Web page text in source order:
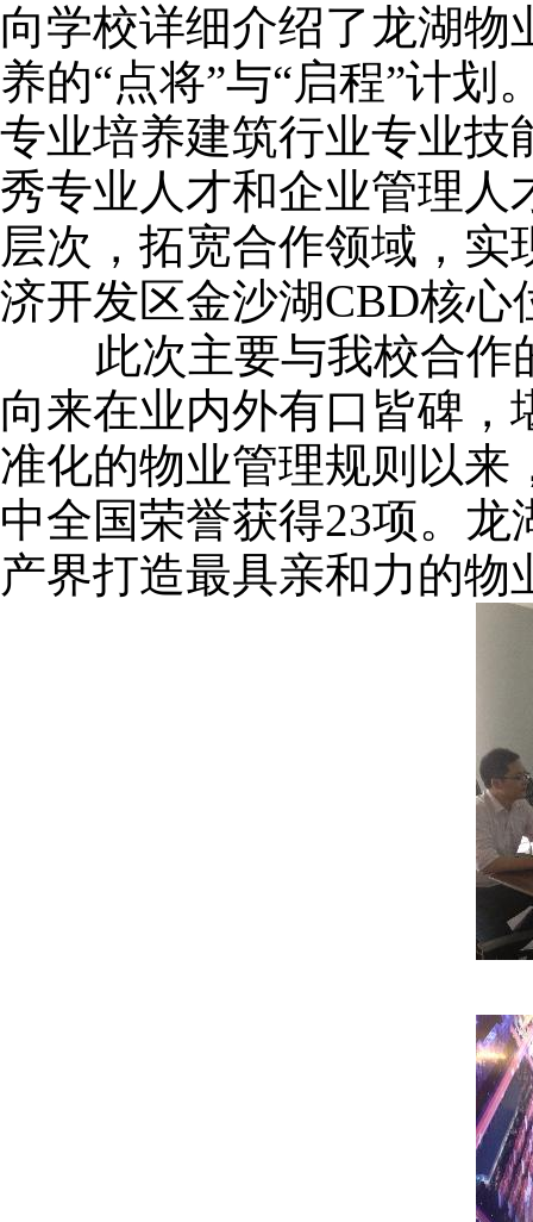
向学校详细介绍了龙湖
养的“点将”与“启程”计
专业培养建筑行业专业技
秀专业人才和企业管理人
层次，拓宽合作领域，
济开发区金沙湖CBD核心
此次主要与我校合作
向来在业内外有口皆碑
准化的物业管理规则以来
中全国荣誉获得23项。龙
产界打造最具亲和力的物